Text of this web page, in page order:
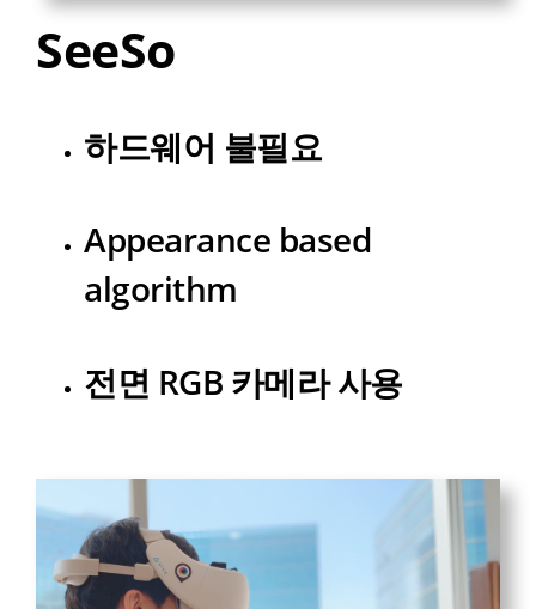
SeeSo
하드웨어 불필요
Appearance based
algorithm
전면 RGB 카메라 사용